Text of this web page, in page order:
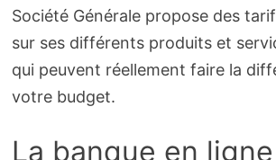
Société Générale propose des
sur ses différents produits et
qui peuvent réellement faire la
votre budget.
La banque en